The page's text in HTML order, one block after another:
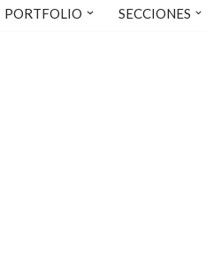
PORTFOLIO SECCIONES